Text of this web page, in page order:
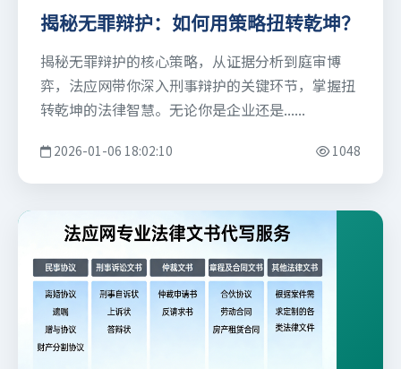
揭秘无罪辩护：如何用策略扭转乾坤？
揭秘无罪辩护的核心策略，从证据分析到庭审博
弈，法应网带你深入刑事辩护的关键环节，掌握扭
转乾坤的法律智慧。无论你是企业还是......
2026-01-06 18:02:10 1048